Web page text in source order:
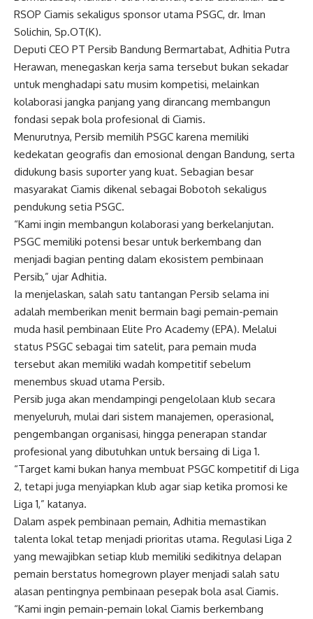
RSOP Ciamis sekaligus sponsor utama PSGC, dr. Iman
Solichin, Sp.OT(K).
Deputi CEO PT Persib Bandung Bermartabat, Adhitia Putra
Herawan, menegaskan kerja sama tersebut bukan sekadar
untuk menghadapi satu musim kompetisi, melainkan
kolaborasi jangka panjang yang dirancang membangun
fondasi sepak bola profesional di Ciamis.
Menurutnya, Persib memilih PSGC karena memiliki
kedekatan geografis dan emosional dengan Bandung, serta
didukung basis suporter yang kuat. Sebagian besar
masyarakat Ciamis dikenal sebagai Bobotoh sekaligus
pendukung setia PSGC.
“Kami ingin membangun kolaborasi yang berkelanjutan.
PSGC memiliki potensi besar untuk berkembang dan
menjadi bagian penting dalam ekosistem pembinaan
Persib,” ujar Adhitia.
Ia menjelaskan, salah satu tantangan Persib selama ini
adalah memberikan menit bermain bagi pemain-pemain
muda hasil pembinaan Elite Pro Academy (EPA). Melalui
status PSGC sebagai tim satelit, para pemain muda
tersebut akan memiliki wadah kompetitif sebelum
menembus skuad utama Persib.
Persib juga akan mendampingi pengelolaan klub secara
menyeluruh, mulai dari sistem manajemen, operasional,
pengembangan organisasi, hingga penerapan standar
profesional yang dibutuhkan untuk bersaing di Liga 1.
“Target kami bukan hanya membuat PSGC kompetitif di Liga
2, tetapi juga menyiapkan klub agar siap ketika promosi ke
Liga 1,” katanya.
Dalam aspek pembinaan pemain, Adhitia memastikan
talenta lokal tetap menjadi prioritas utama. Regulasi Liga 2
yang mewajibkan setiap klub memiliki sedikitnya delapan
pemain berstatus homegrown player menjadi salah satu
alasan pentingnya pembinaan pesepak bola asal Ciamis.
“Kami ingin pemain-pemain lokal Ciamis berkembang